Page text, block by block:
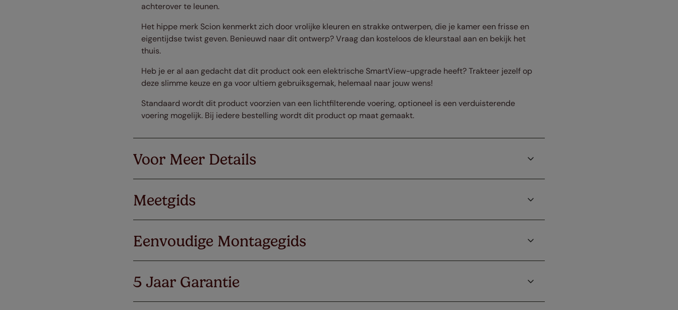
achterover te leunen.
Het hippe merk Scion kenmerkt zich door vrolijke kleuren en strakke ontwerpen, die je kamer een frisse en
eigentijdse twist geven. Benieuwd naar dit ontwerp? Vraag dan kosteloos de kleurstaal aan en bekijk het
thuis.
Heb je er al aan gedacht dat dit product ook een elektrische SmartView-upgrade heeft? Trakteer jezelf op
deze slimme keuze en ga voor ultiem gebruiksgemak, helemaal naar jouw wens!
Standaard wordt dit product voorzien van een lichtfilterende voering, optioneel is een verduisterende
voering mogelijk. Bij iedere bestelling wordt dit product op maat gemaakt.
Voor Meer Details
Meetgids
Eenvoudige Montagegids
5 Jaar Garantie